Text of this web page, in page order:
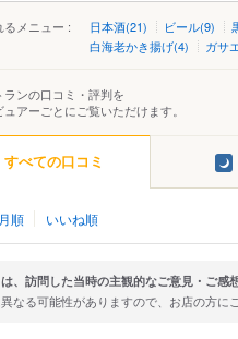
るメニュー : 日本酒(21) ビール(9)
白海老かき揚げ(4)
ガサ
ンの口コミ・評判を
アーごとにご覧いただけます。
すべての口コミ
順 いいね順
、訪問した当時の主観的なご意見・ご感想
なる可能性がありますので、お店の方に